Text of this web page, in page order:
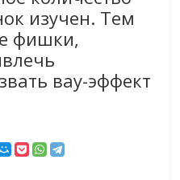
изучен. Тем
фишки,
вау-эффект